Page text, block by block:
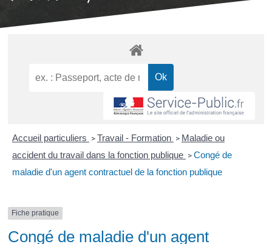
Accueil particuliers > Travail - Formation > Maladie ou
accident du travail dans la fonction publique > Congé de
maladie d'un agent contractuel de la fonction publique
Fiche pratique
Congé de maladie d'un agent